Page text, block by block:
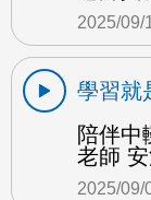
2025/09/
學習就
陪伴中
老師
2025/09/